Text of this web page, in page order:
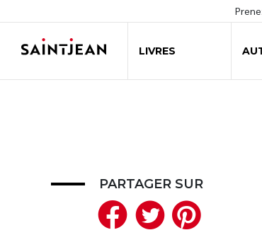
LIVRES
PARTAGER SUR
Facebook
Twitter